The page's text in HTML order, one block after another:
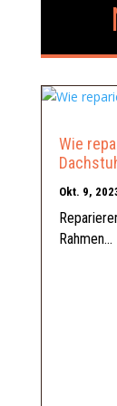
Wie
Okt. 9,
Rahmen...